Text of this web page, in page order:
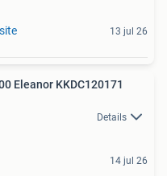
13 jul 26
Eleanor KKDC120171
Details
14 jul 26